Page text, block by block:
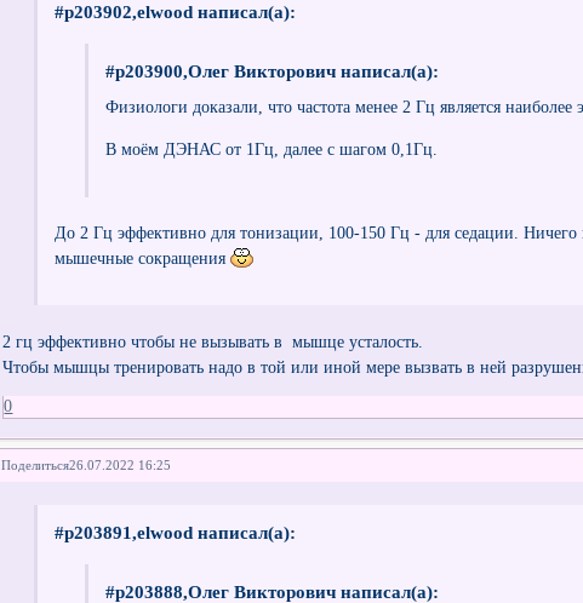
#p203902,elwood написал(а):
#p203900,Олег Викторович написал(а):
Физиологи доказали, что частота менее 2 Гц является наиболее
В моём ДЭНАС от 1Гц, далее с шагом 0,1Гц.
До 2 Гц эффективно для тонизации, 100-150 Гц - для седации. Ничего
мышечные сокращения
2 гц эффективно чтобы не вызывать в мышце усталость.
Чтобы мышцы тренировать надо в той или иной мере вызвать в ней
0
Поделиться26.07.2022 16:25
#p203891,elwood написал(а):
#p203888,Олег Викторович написал(а):